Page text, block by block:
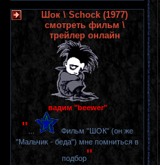
Шок \ Schock (1977)
смотреть фильм \
трейлер онлайн
вадим "beewer"
"
Фильм "ШОК" (он же
"Мальчик - беда") мне помниться в
подбор"